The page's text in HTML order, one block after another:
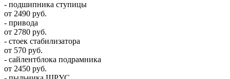
- подшипника ступицы
от 2490 руб.
- привода
от 2780 руб.
- стоек стабилизатора
от 570 руб.
- сайлентблока подрамника
от 2450 руб.